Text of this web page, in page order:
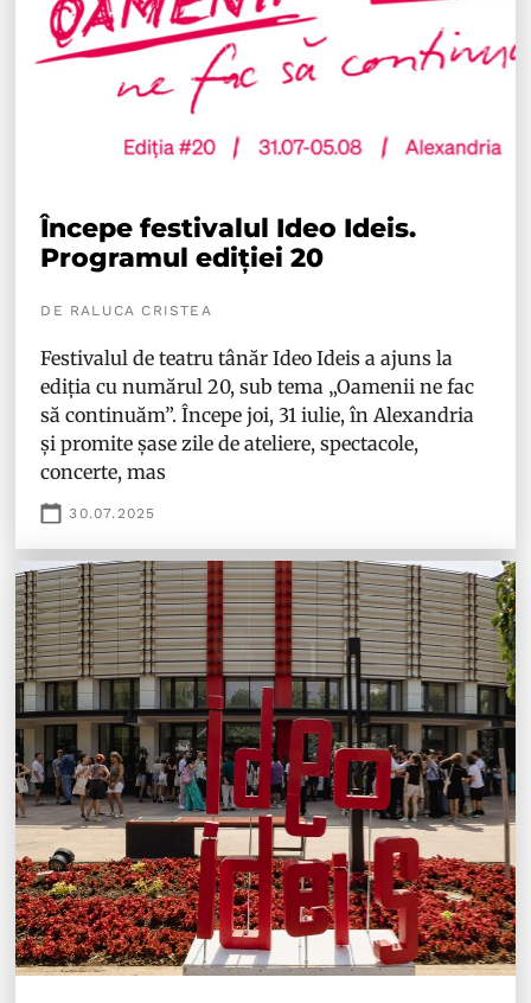
Începe festivalul Ideo Ideis.
Programul ediției 20
DE RALUCA CRISTEA
Festivalul de teatru tânăr Ideo Ideis a ajuns la
ediția cu numărul 20, sub tema „Oamenii ne fac
să continuăm”. Începe joi, 31 iulie, în Alexandria
și promite șase zile de ateliere, spectacole,
concerte, mas
30.07.2025